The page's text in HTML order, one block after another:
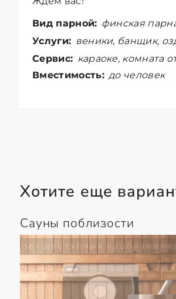
Вид парной: финская
Услуги: веники, банщик,
Сервис: караоке, комната
Вместимость: до человек
Хотите еще
Сауны поблизости